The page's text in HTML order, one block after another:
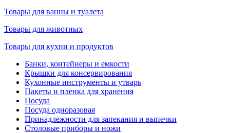
Товары для ванны и туалета
Товары для животных
Товары для кухни и продуктов
Банки, контейнеры и емкости
Крышки для консервирования
Кухонные инструменты и утварь
Пакеты и пленка для хранения
Посуда
Посуда одноразовая
Принадлежности для запекания и выпечки
Столовые приборы и ножи